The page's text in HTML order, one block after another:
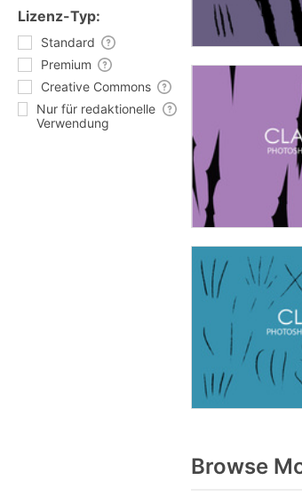
Lizenz-Typ:
Standard
Premium
Creative Commons
Nur für redaktionelle
Verwendung
Browse